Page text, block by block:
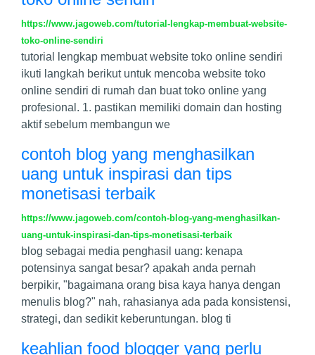
https://www.jagoweb.com/tutorial-lengkap-membuat-website-
toko-online-sendiri
tutorial lengkap membuat website toko online sendiri
ikuti langkah berikut untuk mencoba website toko
online sendiri di rumah dan buat toko online yang
profesional. 1. pastikan memiliki domain dan hosting
aktif sebelum membangun we
contoh blog yang menghasilkan
uang untuk inspirasi dan tips
monetisasi terbaik
https://www.jagoweb.com/contoh-blog-yang-menghasilkan-
uang-untuk-inspirasi-dan-tips-monetisasi-terbaik
blog sebagai media penghasil uang: kenapa
potensinya sangat besar? apakah anda pernah
berpikir, "bagaimana orang bisa kaya hanya dengan
menulis blog?" nah, rahasianya ada pada konsistensi,
strategi, dan sedikit keberuntungan. blog ti
keahlian food blogger yang perlu